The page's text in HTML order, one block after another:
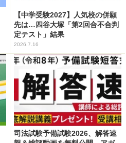
【中学受験2027】人気校の併願
先は…四谷大塚「第2回合不合判
定テスト」結果
2026.7.16
司法試験予備試験2026、解答速